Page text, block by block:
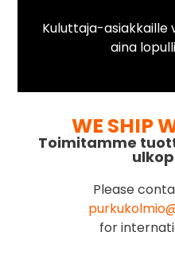
Kuluttaja-
aina
WE SHIP
Toimitamme
Please
for